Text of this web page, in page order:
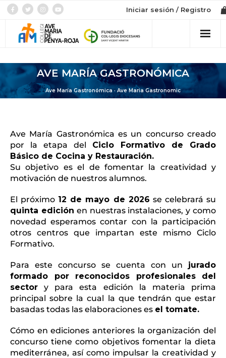
Iniciar sesión / Registro
Admisión
Tienda
AVE MARÍA GASTRONÓMICA
Ave María Gastronómica · Ave Maria Gastronomic
Ave María Gastronómica es un concurso creado
por la etapa del Ciclo Formativo de Grado
Básico de Cocina y Restauración.
Su objetivo es el de fomentar la creatividad y
motivación de nuestros alumnos.
El próximo 12 de mayo de 2026 se celebrará su
quinta edición en nuestras instalaciones, y como
novedad esperamos contar con la participación
otros centros que impartan este mismo Ciclo
Formativo.
Para este concurso se cuenta con un jurado
formado por reconocidos profesionales del
sector y para esta edición la materia prima
principal sobre la cual la que tendrán que estar
basadas todas las elaboraciones es el tomate.
Cómo en ediciones anteriores la organización del
concurso tiene como objetivos fomentar la dieta
mediterránea, así como impulsar la creatividad y